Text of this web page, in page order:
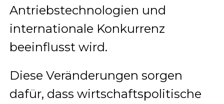
Antriebstechnologien und
internationale Konkurrenz
beeinflusst wird.
Diese Veränderungen sorgen
dafür, dass wirtschaftspolitische